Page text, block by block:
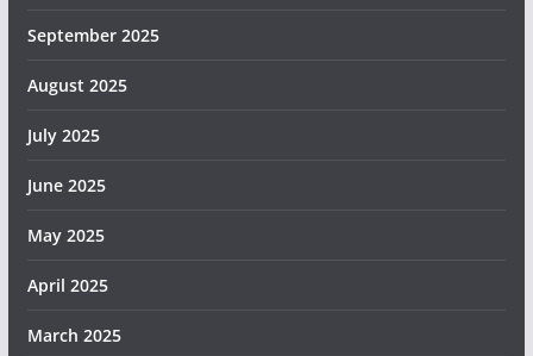
September 2025
August 2025
July 2025
June 2025
May 2025
April 2025
March 2025